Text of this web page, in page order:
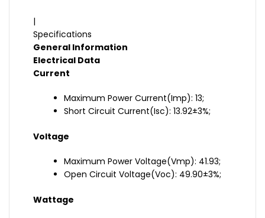
|
Specifications
General Information
Electrical Data
Current
Maximum Power Current(Imp): 13;
Short Circuit Current(Isc): 13.92±3%;
Voltage
Maximum Power Voltage(Vmp): 41.93;
Open Circuit Voltage(Voc): 49.90±3%;
Wattage